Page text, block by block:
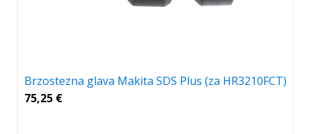
Brzostezna glava Makita SDS Plus (za HR3210FCT)
75,25 €